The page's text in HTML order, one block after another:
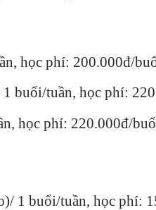
học phí: 200.000đ/
buổi/tuần, học phí:
học phí: 220.000đ/
1 buổi/tuần, học phí: